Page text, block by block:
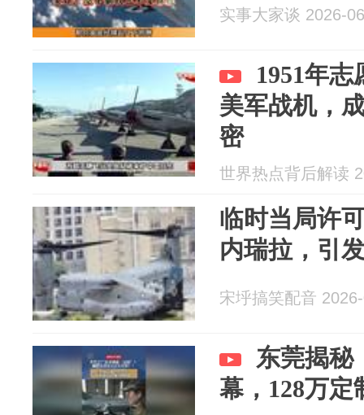
实事大家谈 2026-
1951年
美军战机，
密
世界热点背后解读
临时当局许
内瑞拉，引
宋垀搞笑配音
东莞揭秘
幕，128万定